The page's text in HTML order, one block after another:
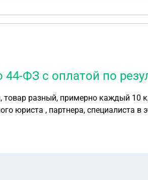
ФЗ с оплатой по
юриста , партнера, специалиста в
штрафы, неустойку а вы свои, за